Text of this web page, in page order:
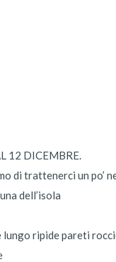
12 DICEMBRE.
di trattenerci un po’
dell’isola
lungo ripide pareti